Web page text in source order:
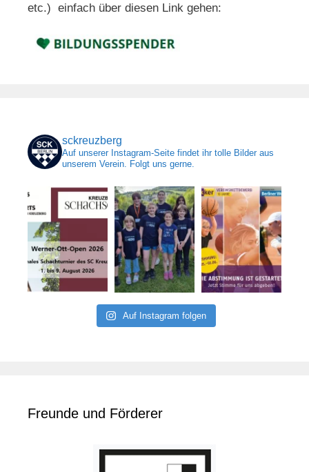
etc.) einfach über diesen Link gehen:
sckreuzberg
Auf unserer Instagram-Seite findet ihr tolle Bilder aus
unserem Verein. Folgt uns gerne.
Auf Instagram folgen
Freunde und Förderer